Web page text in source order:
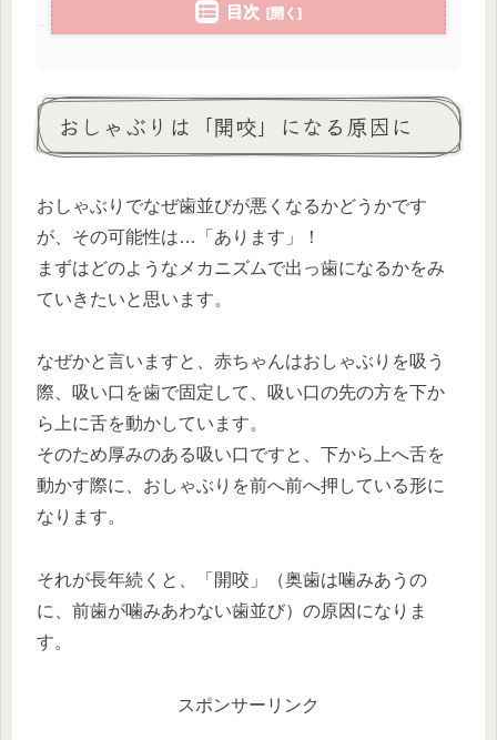
目次
おしゃぶりは「開咬」になる原因に
おしゃぶりでなぜ歯並びが悪くなるかどうかです
が、その可能性は…「あります」！
まずはどのようなメカニズムで出っ歯になるかをみ
ていきたいと思います。
なぜかと言いますと、赤ちゃんはおしゃぶりを吸う
際、吸い口を歯で固定して、吸い口の先の方を下か
ら上に舌を動かしています。
そのため厚みのある吸い口ですと、下から上へ舌を
動かす際に、おしゃぶりを前へ前へ押している形に
なります。
それが長年続くと、「開咬」（奥歯は噛みあうの
に、前歯が噛みあわない歯並び）の原因になりま
す。
スポンサーリンク